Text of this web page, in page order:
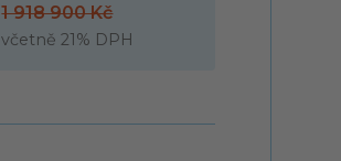
1 918 900 Kč
včetně 21% DPH